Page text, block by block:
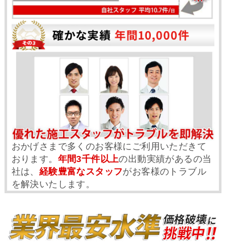
おかげさまで多くのお客様にご利用いただきて
おります。 年間3千件以上の出動実績があるの当
社は、 経験豊富なスタッフがお客様のトラブル
を解決いたします。